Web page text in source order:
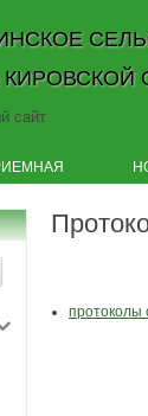
сайт
протоколы